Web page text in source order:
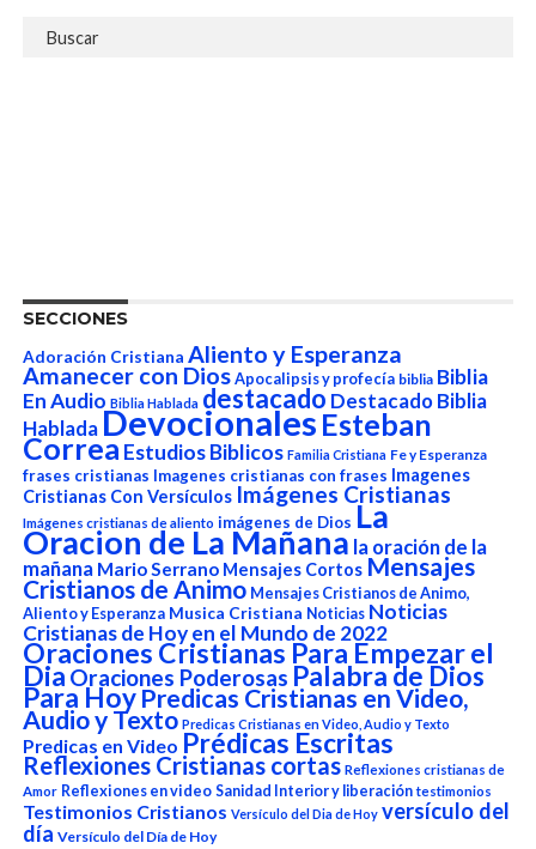
SECCIONES
Adoración Cristiana Aliento y Esperanza
Amanecer con Dios Apocalipsis y profecía biblia Biblia
En Audio Biblia Hablada destacado Destacado Biblia
HabladaDevocionalesEsteban
Correa Estudios Biblicos Familia Cristiana Fe y Esperanza
frases cristianas Imagenes cristianas con frases Imagenes
Cristianas Con Versículos Imágenes Cristianas
Imágenes cristianas de aliento imágenes de Dios La
Oracion de La Mañana la oración de la
mañana Mario Serrano Mensajes Cortos Mensajes
Cristianos de Animo Mensajes Cristianos de Animo,
Aliento y Esperanza Musica Cristiana Noticias Noticias
Cristianas de Hoy en el Mundo de 2022
Oraciones Cristianas Para Empezar el
Dia Oraciones Poderosas Palabra de Dios
Para Hoy Predicas Cristianas en Video,
Audio y Texto Predicas Cristianas en Video, Audio y Texto
Predicas en Video Prédicas Escritas
Reflexiones Cristianas cortas Reflexiones cristianas de
Amor Reflexiones en video Sanidad Interior y liberación testimonios
Testimonios Cristianos Versículo del Dia de Hoy versículo del
día Versículo del Día de Hoy